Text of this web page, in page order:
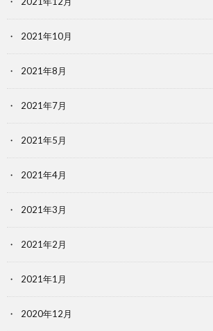
2021年10月
2021年8月
2021年7月
2021年5月
2021年4月
2021年3月
2021年2月
2021年1月
2020年12月